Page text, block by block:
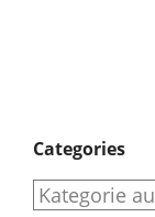
Categories
Categories